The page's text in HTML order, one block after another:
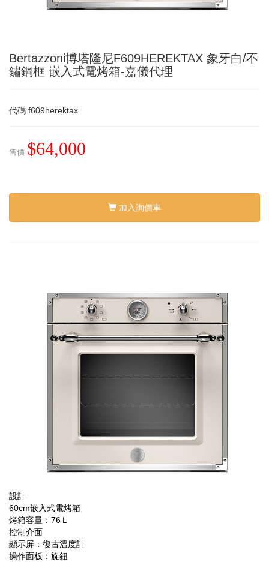
Bertazzoni博塔隆尼F609HEREKTAX 象牙白/不
鏽鋼框 嵌入式電烤箱-嘉儀代理
代碼 f609herektax
售價 $64,000
加入詢價車
設計
60cm嵌入式電烤箱
烤箱容量：76Ｌ
控制介面
顯示屏：復古溫度計
操作面板：旋鈕